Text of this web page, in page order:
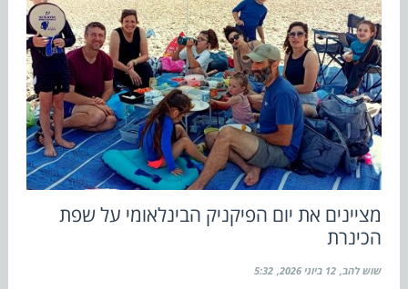
מציינים את יום הפיקניק הבינלאומי על שפת
הכינרת
שוש להב 12 ביוני 2026 5:32